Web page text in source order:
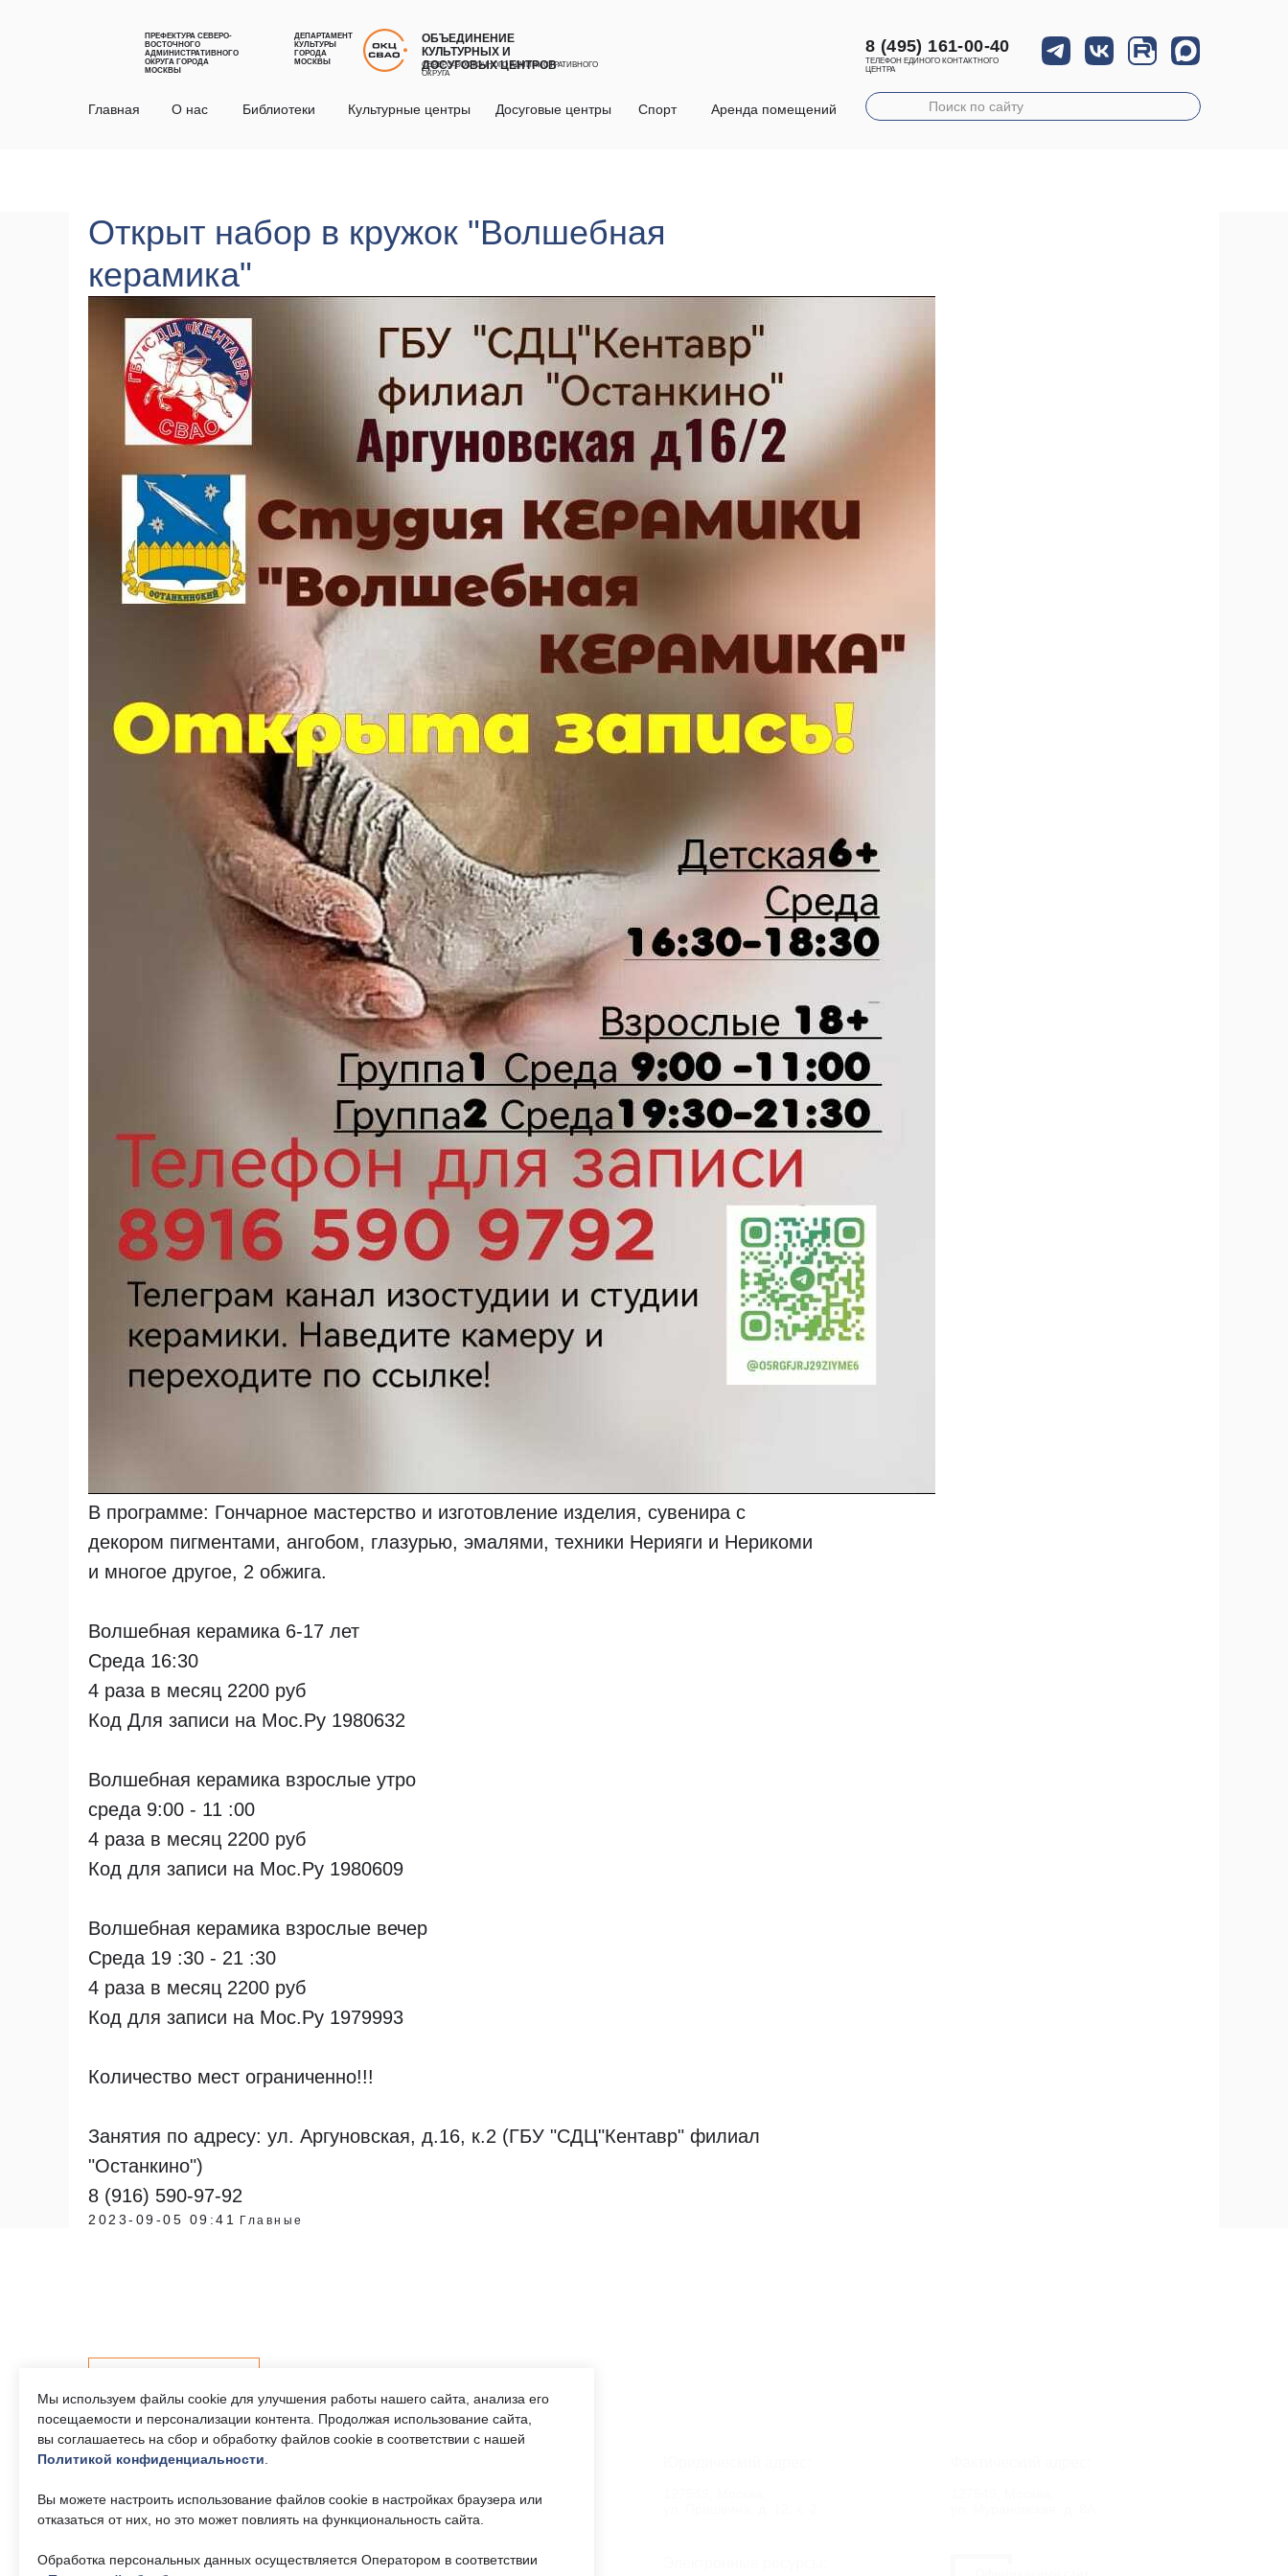
ПРЕФЕКТУРА СЕВЕРО-
ВОСТОЧНОГО
АДМИНИСТРАТИВНОГО
ОКРУГА ГОРОДА
МОСКВЫ
ДЕПАРТАМЕНТ
КУЛЬТУРЫ
ГОРОДА
МОСКВЫ
ОБЪЕДИНЕНИЕ
КУЛЬТУРНЫХ И
ДОСУГОВЫХ ЦЕНТРОВ
СЕВЕРО-ВОСТОЧНОГО АДМИНИСТРАТИВНОГО
ОКРУГА
8 (495) 161-00-40
ТЕЛЕФОН ЕДИНОГО КОНТАКТНОГО
ЦЕНТРА
Главная О нас Библиотеки Спорт Аренда помещений
Культурные центры Досуговые центры
Открыт набор в кружок "Волшебная
керамика"
В программе: Гончарное мастерство и изготовление изделия, сувенира с
декором пигментами, ангобом, глазурью, эмалями, техники Нерияги и Нерикоми
и многое другое, 2 обжига.
Волшебная керамика 6-17 лет
Среда 16:30
4 раза в месяц 2200 руб
Код Для записи на Мос.Ру 1980632
Волшебная керамика взрослые утро
среда 9:00 - 11 :00
4 раза в месяц 2200 руб
Код для записи на Мос.Ру 1980609
Волшебная керамика взрослые вечер
Среда 19 :30 - 21 :30
4 раза в месяц 2200 руб
Код для записи на Мос.Ру 1979993
Количество мест ограниченно!!!
Занятия по адресу: ул. Аргуновская, д.16, к.2 (ГБУ "СДЦ"Кентавр" филиал
"Останкино")
8 (916) 590-97-92
2023-09-05 09:41 Главные
Телефон единого
8 (495) 161-00-40
okc-
Почта:
Пн-Пт 9:00 —
17:30, обед 12:00
— 13:00
Об учреждении:
Мы используем файлы cookie для улучшения работы нашего сайта, анализа его
посещаемости и персонализации контента. Продолжая использование сайта,
вы соглашаетесь на сбор и обработку файлов cookie в соответствии с нашей
Политикой конфиденциальности.
Вы можете настроить использование файлов cookie в настройках браузера или
отказаться от них, но это может повлиять на функциональность сайта.
Обработка персональных данных осуществляется Оператором в соответствии